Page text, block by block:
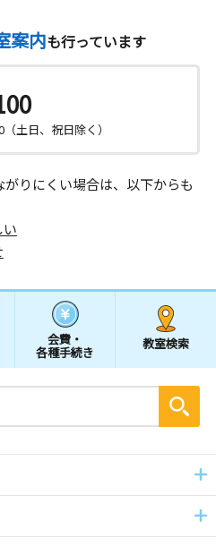
案内も行っています
土日、祝日除く）
りにくい場合は、以下からも
会費・
各種手続き
教室検索